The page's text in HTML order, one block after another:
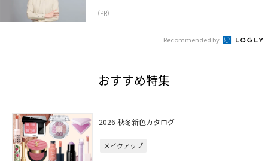
（PR）
Recommended by
おすすめ特集
2026 秋冬新色カタログ
メイクアップ